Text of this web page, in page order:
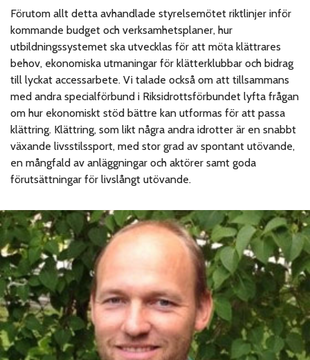
Förutom allt detta avhandlade styrelsemötet riktlinjer inför
kommande budget och verksamhetsplaner, hur
utbildningssystemet ska utvecklas för att möta klättrares
behov, ekonomiska utmaningar för klätterklubbar och bidrag
till lyckat accessarbete. Vi talade också om att tillsammans
med andra specialförbund i Riksidrottsförbundet lyfta frågan
om hur ekonomiskt stöd bättre kan utformas för att passa
klättring. Klättring, som likt några andra idrotter är en snabbt
växande livsstilssport, med stor grad av spontant utövande,
en mångfald av anläggningar och aktörer samt goda
förutsättningar för livslångt utövande.